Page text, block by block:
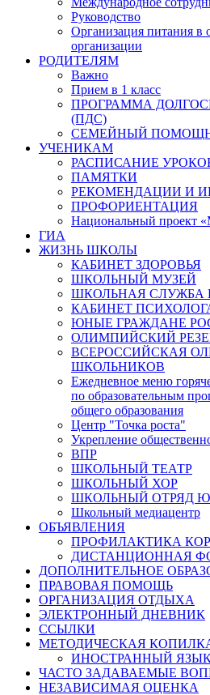
Руководство
Организация питания в
организации
РОДИТЕЛЯМ
Важно
Прием в 1 класс
ПРОГРАММА
(ПДС)
СЕМЕЙНЫЙ
УЧЕНИКАМ
РАСПИСАНИЕ
ПАМЯТКИ
РЕКОМЕНДАЦИИ И
ПРОФОРИЕНТАЦИЯ
Национальный проект
ГИА
ЖИЗНЬ ШКОЛЫ
КАБИНЕТ ЗДОРОВЬЯ
ШКОЛЬНЫЙ МУЗЕЙ
ШКОЛЬНАЯ СЛУЖБА
КАБИНЕТ
ЮНЫЕ ГРАЖДАНЕ
ОЛИМПИЙСКИЙ
ВСЕРОССИЙСКАЯ
ШКОЛЬНИКОВ
Ежедневное меню
по образовательным
общего образования
Центр "Точка роста"
Укрепление
ВПР
ШКОЛЬНЫЙ ТЕАТР
ШКОЛЬНЫЙ ХОР
ШКОЛЬНЫЙ ОТРЯД
Школьный медиацентр
ОБЪЯВЛЕНИЯ
ПРОФИЛАКТИКА
ДИСТАНЦИОННАЯ
ДОПОЛНИТЕЛЬНОЕ
ПРАВОВАЯ ПОМОЩЬ
ОРГАНИЗАЦИЯ ОТДЫХА
ЭЛЕКТРОННЫЙ ДНЕВНИК
ССЫЛКИ
МЕТОДИЧЕСКАЯ
ИНОСТРАННЫЙ
ЧАСТО ЗАДАВАЕМЫЕ
НЕЗАВИСИМАЯ ОЦЕНКА